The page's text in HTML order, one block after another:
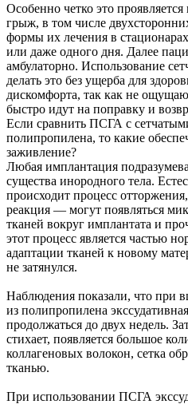
Особенно четко это
грыж, в том числе
формы их лечения в
или даже одного дня. Далее
амбулаторно. Использование
делать это без ущерба для
дискомфорта, так как не
быстро идут на поправку и
Если сравнить ПСГА с
полипропилена, то какие
заживление?
Любая имплантация
существа инородного тела.
происходит процесс
реакция — могут появляться
тканей вокруг имплантата и
этот процесс является частью
адаптации тканей к новому
не затянулся.
Наблюдения показали, что при
из полипропилена
продолжаться до двух недель.
стихает, появляется большое
коллагеновых волокон, сетка
тканью.
При использовании ПСГА